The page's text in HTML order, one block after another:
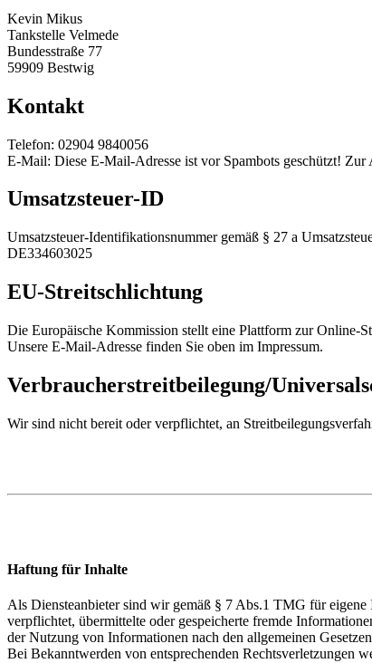
Kevin Mikus
Tankstelle Velmede
Bundesstraße 77
59909 Bestwig
Kontakt
Telefon: 02904 9840056
E-Mail: Diese E-Mail-Adresse ist vor Spambots geschützt! Zur
Umsatzsteuer-ID
Umsatzsteuer-Identifikationsnummer gemäß § 27 a
DE334603025
EU-Streitschlichtung
Die Europäische Kommission stellt eine Plattform zur Online-
Unsere E-Mail-Adresse finden Sie oben im Impressum.
Verbraucher­streit­beilegung/
Wir sind nicht bereit oder verpflichtet, an
Haftung für Inhalte
Als Diensteanbieter sind wir gemäß § 7 Abs.1 TMG für
verpflichtet, übermittelte oder gespeicherte fremde
der Nutzung von Informationen nach den allgemeinen
Bei Bekanntwerden von entsprechenden Rechtsverletzungen